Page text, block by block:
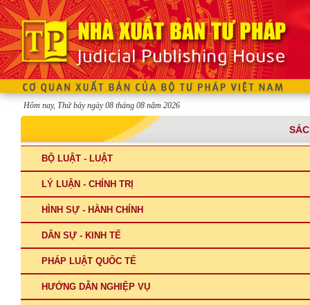
Hôm nay, Thứ bảy ngày 08 tháng 08 năm 2026
BỘ LUẬT - LUẬT
LÝ LUẬN - CHÍNH TRỊ
HÌNH SỰ - HÀNH CHÍNH
DÂN SỰ - KINH TẾ
PHÁP LUẬT QUỐC TẾ
HƯỚNG DẪN NGHIỆP VỤ